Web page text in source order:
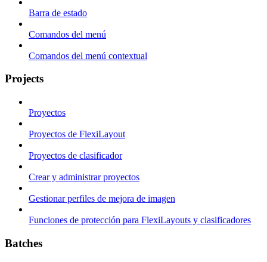
Barra de estado
Comandos del menú
Comandos del menú contextual
Projects
Proyectos
Proyectos de FlexiLayout
Proyectos de clasificador
Crear y administrar proyectos
Gestionar perfiles de mejora de imagen
Funciones de protección para FlexiLayouts y clasificadores
Batches